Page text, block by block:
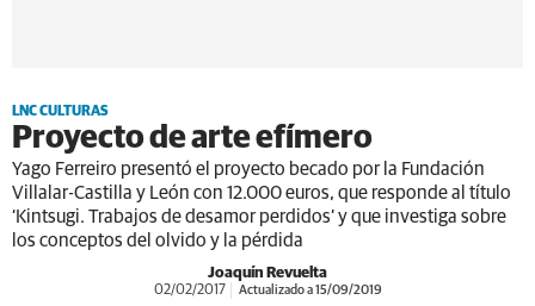
LNC CULTURAS
Proyecto de arte efímero
Yago Ferreiro presentó el proyecto becado por la Fundación
Villalar-Castilla y León con 12.000 euros, que responde al título
‘Kintsugi. Trabajos de desamor perdidos’ y que investiga sobre
los conceptos del olvido y la pérdida
Joaquín Revuelta
02/02/2017 Actualizado a 15/09/2019